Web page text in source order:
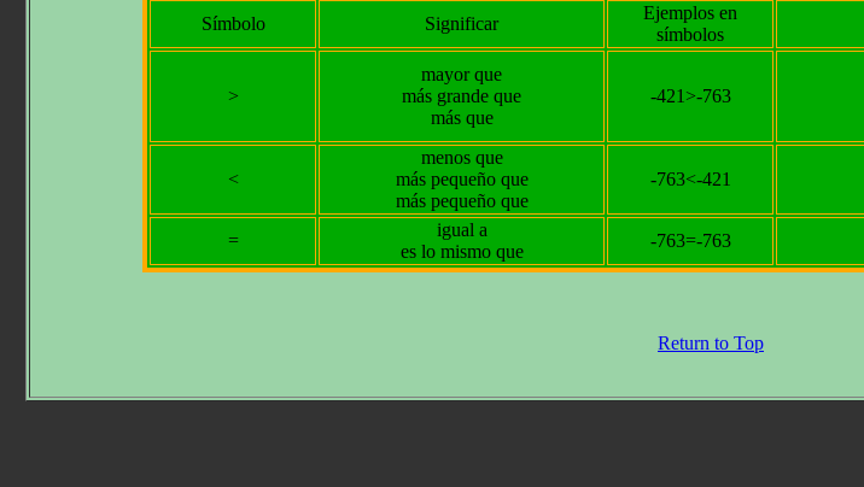
Símbolo Significar
Ejemplos en
símbolos
>
mayor que
más grande que
más que
-421>-763
<
menos que
más pequeño que
más pequeño que
-763<-421
=
igual a
es lo mismo que
-763=-763
Return to Top